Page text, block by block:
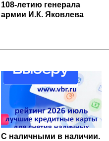
108‑летию генерала
армии И.К. Яковлева
С наличными в наличии.